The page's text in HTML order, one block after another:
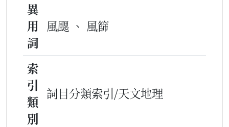
異
用
詞
風颸 、 風篩
索
引
類
別
詞目分類索引/天文地理